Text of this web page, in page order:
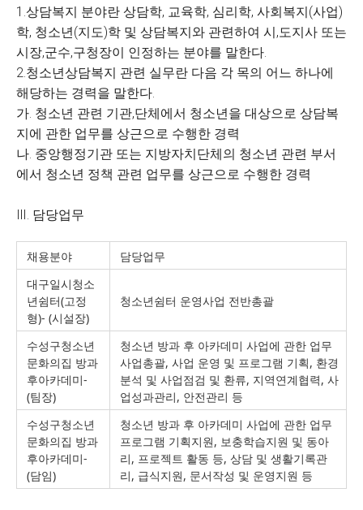
1.상담복지 분야란 상담학, 교육학, 심리학, 사회복지(사업)
학, 청소년(지도)학 및 상담복지와 관련하여 시,도지사 또는
시장,군수,구청장이 인정하는 분야를 말한다.
2.청소년상담복지 관련 실무란 다음 각 목의 어느 하나에
해당하는 경력을 말한다.
가. 청소년 관련 기관,단체에서 청소년을 대상으로 상담복
지에 관한 업무를 상근으로 수행한 경력
나. 중앙행정기관 또는 지방자치단체의 청소년 관련 부서
에서 청소년 정책 관련 업무를 상근으로 수행한 경력
Ⅲ. 담당업무
채용분야
담당업무
대구일시청소
년쉼터(고정
형)- (시설장)
청소년쉼터 운영사업 전반총괄
수성구청소년
문화의집 방과
후아카데미-
(팀장)
청소년 방과 후 아카데미 사업에 관한 업무
사업총괄, 사업 운영 및 프로그램 기획, 환경
분석 및 사업점검 및 환류, 지역연계협력, 사
업성과관리, 안전관리 등
수성구청소년
문화의집 방과
후아카데미-
(담임)
청소년 방과 후 아카데미 사업에 관한 업무
프로그램 기획지원, 보충학습지원 및 동아
리, 프로젝트 활동 등, 상담 및 생활기록관
리, 급식지원, 문서작성 및 운영지원 등